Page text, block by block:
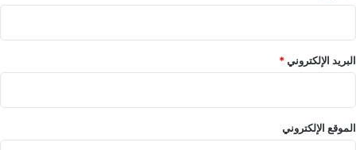
البريد الإلكتروني*
الموقع الإلكتروني